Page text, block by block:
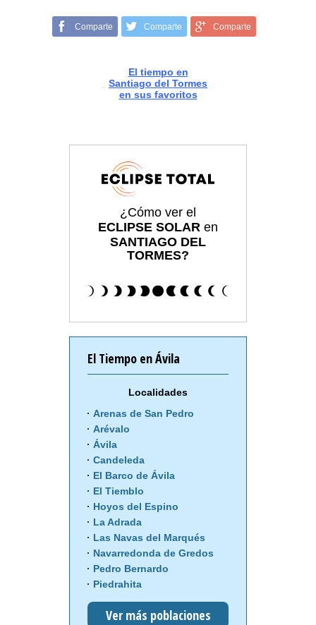
Comparte Comparte Comparte
El tiempo en
Santiago del Tormes
en sus favoritos
¿Cómo ver el
ECLIPSE SOLAR en
SANTIAGO DEL
TORMES?
El Tiempo en Ávila
Localidades
Arenas de San Pedro
Arévalo
Ávila
Candeleda
El Barco de Ávila
El Tiemblo
Hoyos del Espino
La Adrada
Las Navas del Marqués
Navarredonda de Gredos
Pedro Bernardo
Piedrahita
Ver más poblaciones